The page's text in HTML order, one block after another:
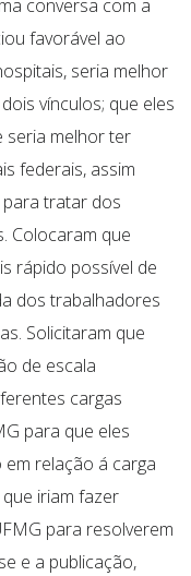
conversa com a
favorável ao
seria melhor
vínculos; que eles
seria melhor ter
federais, assim
tratar dos
Colocaram que
rápido possível de
dos trabalhadores
Solicitaram que
de escala
cargas
para que eles
relação á carga
iriam fazer
para resolverem
e a publicação,